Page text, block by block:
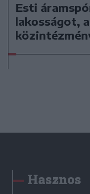
Esti
lakosságot,
Hasznos